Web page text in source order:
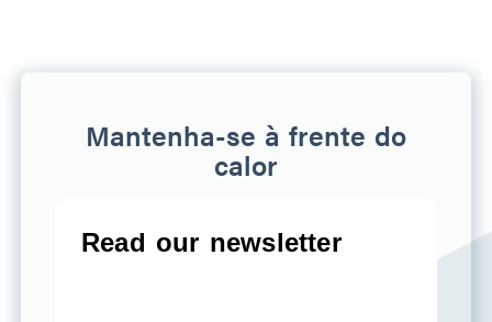
Mantenha-se à frente do
calor